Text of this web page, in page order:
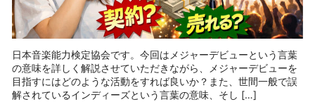
日本音楽能力検定協会です。今回はメジャーデビューという言葉
の意味を詳しく解説させていただきながら、メジャーデビューを
目指すにはどのような活動をすれば良いか？また、世間一般で誤
解されているインディーズという言葉の意味、そし […]